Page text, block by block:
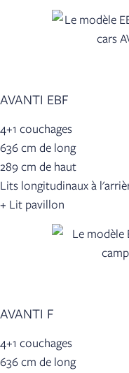
AVANTI EBF
4+1 couchages
636 cm de long
289 cm de haut
Lits longitudinaux à
+ Lit pavillon
AVANTI F
4+1 couchages
636 cm de long